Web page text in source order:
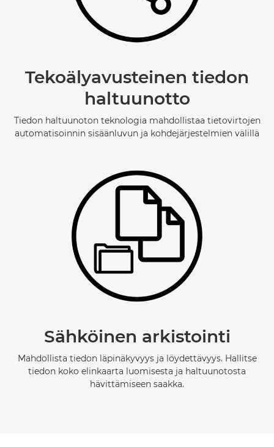
Tekoälyavusteinen tiedon
haltuunotto
Tiedon haltuunoton teknologia mahdollistaa tietovirtojen
automatisoinnin sisäänluvun ja kohdejärjestelmien välillä
Sähköinen arkistointi
Mahdollista tiedon läpinäkyvyys ja löydettävyys. Hallitse
tiedon koko elinkaarta luomisesta ja haltuunotosta
hävittämiseen saakka.